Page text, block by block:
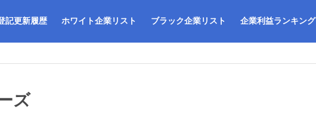
記更新履歴 ホワイト企業リスト ブラック企業リスト 企業利益ランキング
ズ